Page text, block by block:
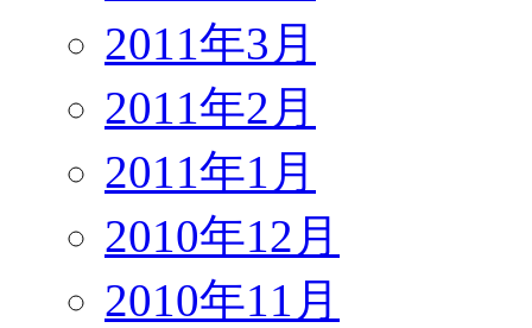
2011年3月
2011年2月
2011年1月
2010年12月
2010年11月